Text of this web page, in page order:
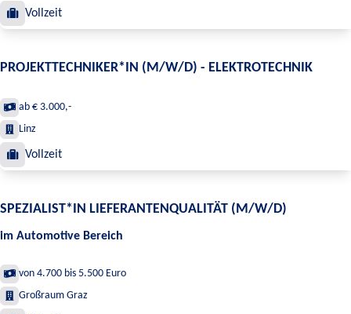
Vollzeit
PROJEKTTECHNIKER*IN (M/W/D) - ELEKTROTECHNIK
ab € 3.000,-
Linz
Vollzeit
SPEZIALIST*IN LIEFERANTENQUALITÄT (M/W/D)
im Automotive Bereich
von 4.700 bis 5.500 Euro
Großraum Graz